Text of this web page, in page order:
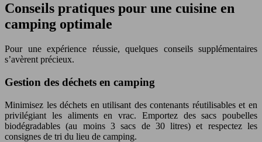
Conseils pratiques pour une cuisine en
camping optimale
Pour une expérience réussie, quelques conseils supplémentaires
s’avèrent précieux.
Gestion des déchets en camping
Minimisez les déchets en utilisant des contenants réutilisables et en
privilégiant les aliments en vrac. Emportez des sacs poubelles
biodégradables (au moins 3 sacs de 30 litres) et respectez les
consignes de tri du lieu de camping.